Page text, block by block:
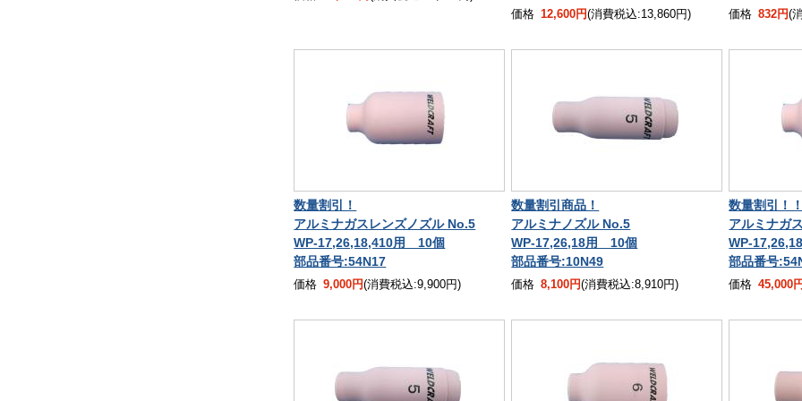
価格 12,600円(消費税込:13,860円) 価格 832円(
数量割引！
アルミナガスレンズノズル No.5
WP-17,26,18,410用 10個
部品番号:54N17
価格 9,000円(消費税込:9,900円)
数量割引商品！
アルミナノズル No.5
WP-17,26,18用 10個
部品番号:10N49
価格 8,100円(消費税込:8,910円)
数量割引！
アルミナガ
WP-
部品番号
価格 45,000